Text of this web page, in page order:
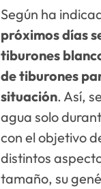
Según ha
próximos días
tiburones
de tiburones
situación. Así,
agua solo
con el objetivo
distintos
tamaño, su